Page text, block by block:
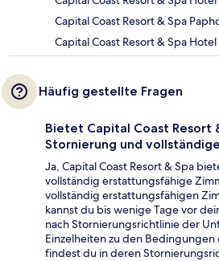
Capital Coast Resort & Spa
Capital Coast Resort & Spa
Häufig gestellte Fragen
Bietet Capital Coast Resort
Stornierung und
Ja, Capital Coast Resort & Spa
vollständig erstattungsfähige
vollständig erstattungsfähigen
kannst du bis wenige Tage vor
nach Stornierungsrichtlinie der
Einzelheiten zu den
findest du in deren